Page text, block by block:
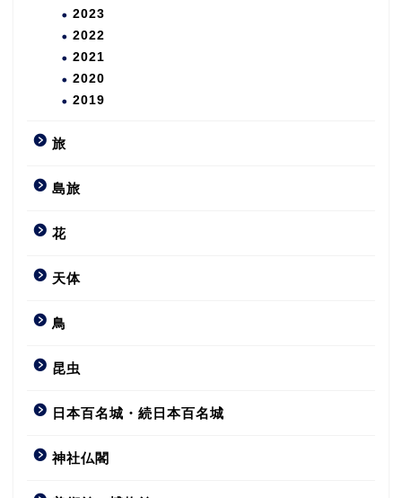
2023
2022
2021
2020
2019
旅
島旅
花
天体
鳥
昆虫
日本百名城・続日本百名城
神社仏閣